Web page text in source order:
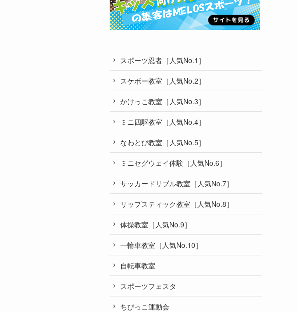
スポーツ忍者［人気No.1］
スケボー教室［人気No.2］
かけっこ教室［人気No.3］
ミニ四駆教室［人気No.4］
なわとび教室［人気No.5］
ミニセグウェイ体験［人気No.6］
サッカードリブル教室［人気No.7］
リップスティック教室［人気No.8］
体操教室［人気No.9］
一輪車教室［人気No.10］
自転車教室
スポーツフェスタ
ちびっこ運動会